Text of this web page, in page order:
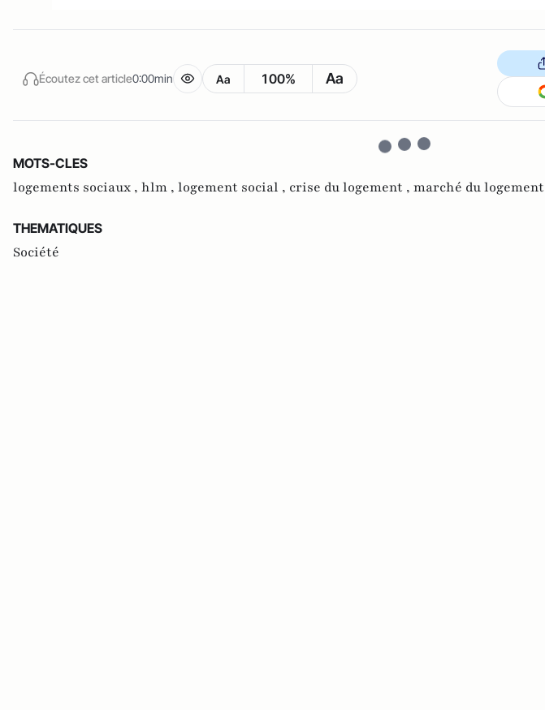
Écoutez cet article0:00min Aa 100% Aa
MOTS-CLES
logements sociaux , hlm , logement social , crise du logement , marché du logement
THEMATIQUES
Société